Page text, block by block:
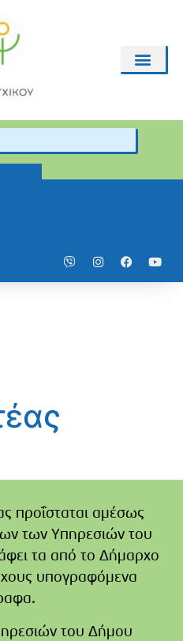
προΐσταται αμέσως
των Υπηρεσιών του
τα από το Δήμαρχο
υπογραφόμενα
του Δήμου